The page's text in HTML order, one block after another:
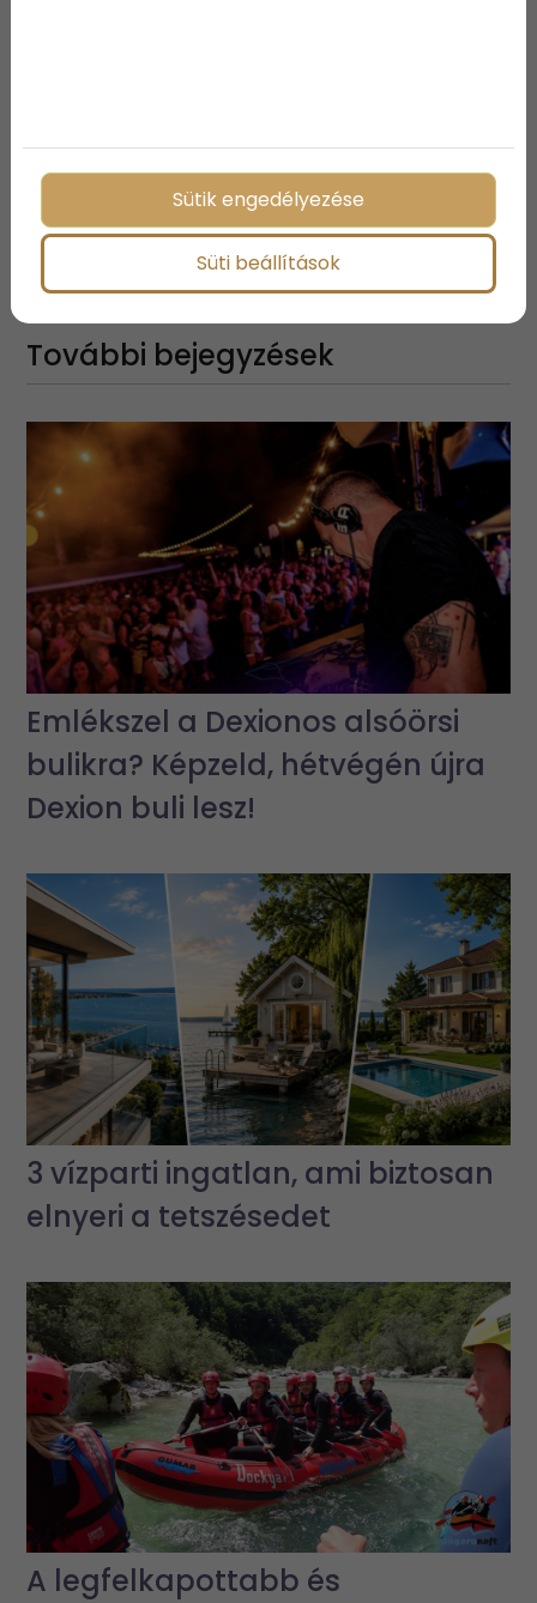
További bejegyzések
Emlékszel a Dexionos alsóörsi
bulikra? Képzeld, hétvégén újra
Dexion buli lesz!
3 vízparti ingatlan, ami biztosan
elnyeri a tetszésedet
A legfelkapottabb és
Sütik engedélyezése
Süti beállítások